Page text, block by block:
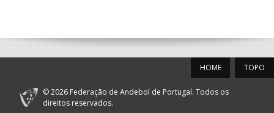
TOPO
HOME
© 2026 Federação de Andebol de Portugal. Todos os
direitos reservados.